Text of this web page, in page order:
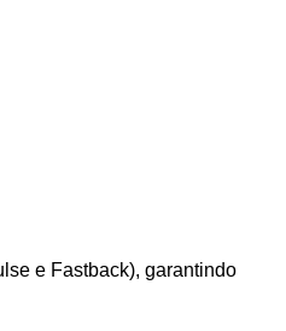
e Fastback), garantindo